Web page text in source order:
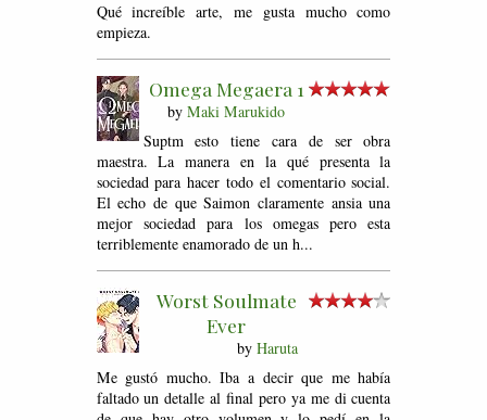
Qué increíble arte, me gusta mucho como
empieza.
Omega Megaera 1
by Maki Marukido
Suptm esto tiene cara de ser obra
maestra. La manera en la qué presenta la
sociedad para hacer todo el comentario social.
El echo de que Saimon claramente ansia una
mejor sociedad para los omegas pero esta
terriblemente enamorado de un h...
Worst Soulmate
Ever
by Haruta
Me gustó mucho. Iba a decir que me había
faltado un detalle al final pero ya me di cuenta